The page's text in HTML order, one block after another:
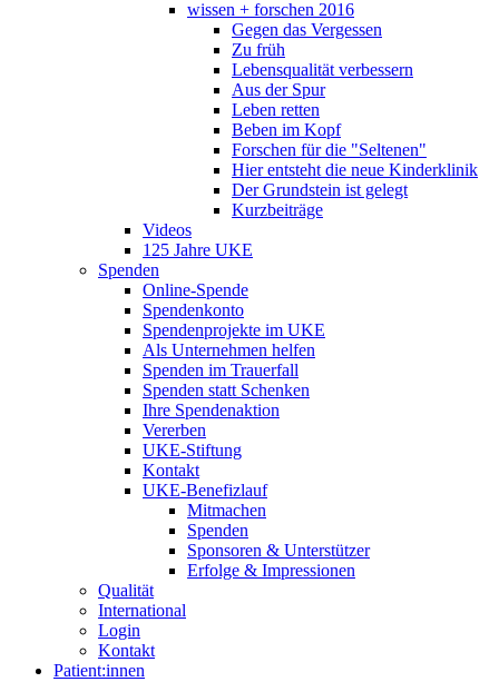
wissen + forschen 2016
Gegen das Vergessen
Zu früh
Lebensqualität verbessern
Aus der Spur
Leben retten
Beben im Kopf
Forschen für die "Seltenen"
Hier entsteht die neue Kinderklinik
Der Grundstein ist gelegt
Kurzbeiträge
Videos
125 Jahre UKE
Spenden
Online-Spende
Spendenkonto
Spendenprojekte im UKE
Als Unternehmen helfen
Spenden im Trauerfall
Spenden statt Schenken
Ihre Spendenaktion
Vererben
UKE-Stiftung
Kontakt
UKE-Benefizlauf
Mitmachen
Spenden
Sponsoren & Unterstützer
Erfolge & Impressionen
Qualität
International
Login
Kontakt
Patient:innen